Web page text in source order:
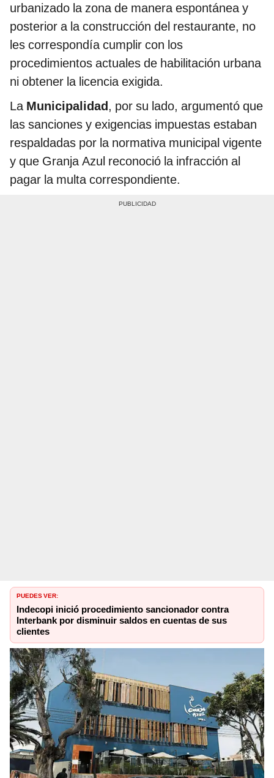
urbanizado la zona de manera espontánea y
posterior a la construcción del restaurante, no
les correspondía cumplir con los
procedimientos actuales de habilitación urbana
ni obtener la licencia exigida.
LaMunicipalidad, por su lado, argumentó que
las sanciones y exigencias impuestas estaban
respaldadas por la normativa municipal vigente
y que Granja Azul reconoció la infracción al
pagar la multa correspondiente.
PUEDES VER:
Indecopi inició procedimiento sancionador contra
Interbank por disminuir saldos en cuentas de sus
clientes